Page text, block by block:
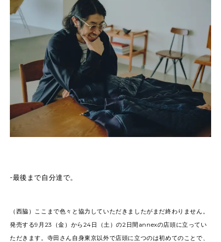
-最後まで自分達で。
（西脇）ここまで色々と協力していただきましたがまだ終わりません。
発売する9月23（金）から24日（土）の2日間annexの店頭に立ってい
ただきます。寺田さん自身東京以外で店頭に立つのは初めてのことで、